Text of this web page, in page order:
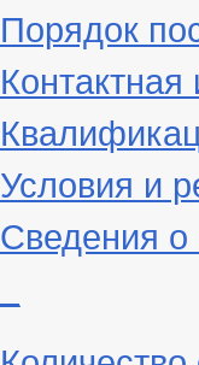
Порядок
Условия и
Сведения о